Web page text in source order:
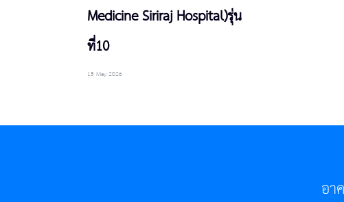
Medicine Siriraj Hospital)รุ่น
ที่10
15 May 2026
อา